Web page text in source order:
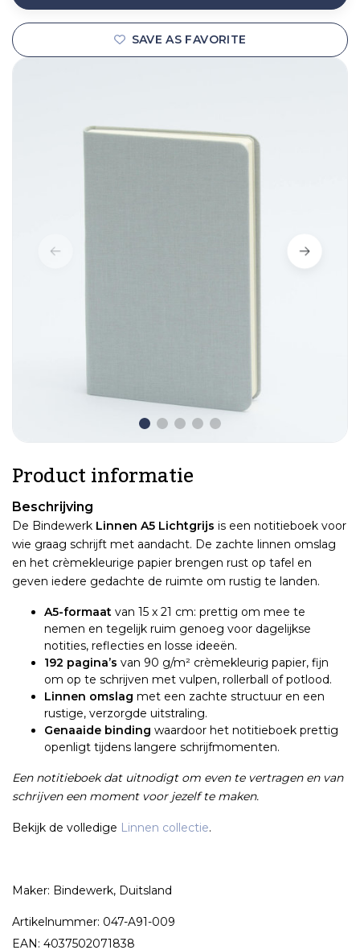
SAVE AS FAVORITE
Product informatie
Beschrijving
De Bindewerk Linnen A5 Lichtgrijs is een notitieboek voor
wie graag schrijft met aandacht. De zachte linnen omslag
en het crèmekleurige papier brengen rust op tafel en
geven iedere gedachte de ruimte om rustig te landen.
A5-formaat van 15 x 21 cm: prettig om mee te
nemen en tegelijk ruim genoeg voor dagelijkse
notities, reflecties en losse ideeën.
192 pagina’s van 90 g/m² crèmekleurig papier, fijn
om op te schrijven met vulpen, rollerball of potlood.
Linnen omslag met een zachte structuur en een
rustige, verzorgde uitstraling.
Genaaide binding waardoor het notitieboek prettig
openligt tijdens langere schrijfmomenten.
Een notitieboek dat uitnodigt om even te vertragen en van
schrijven een moment voor jezelf te maken.
Bekijk de volledige Linnen collectie.
Maker: Bindewerk, Duitsland
Artikelnummer: 047-A91-009
EAN: 4037502071838